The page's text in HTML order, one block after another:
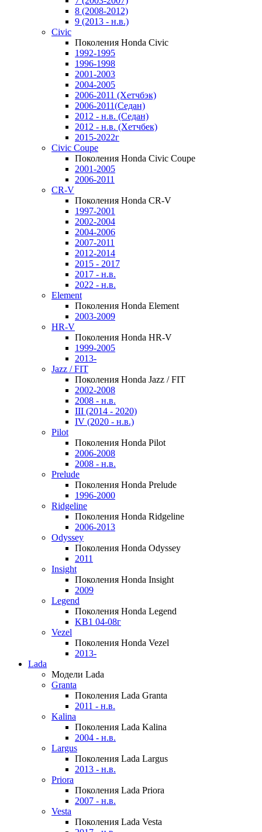
8 (2008-2012)
9 (2013 - н.в.)
Civic
Поколения Honda Civic
1992-1995
1996-1998
2001-2003
2004-2005
2006-2011 (Хетчбэк)
2006-2011(Седан)
2012 - н.в. (Седан)
2012 - н.в. (Хетчбек)
2015-2022г
Civic Coupe
Поколения Honda Civic Coupe
2001-2005
2006-2011
CR-V
Поколения Honda CR-V
1997-2001
2002-2004
2004-2006
2007-2011
2012-2014
2015 - 2017
2017 - н.в.
2022 - н.в.
Element
Поколения Honda Element
2003-2009
HR-V
Поколения Honda HR-V
1999-2005
2013-
Jazz / FIT
Поколения Honda Jazz / FIT
2002-2008
2008 - н.в.
III (2014 - 2020)
IV (2020 - н.в.)
Pilot
Поколения Honda Pilot
2006-2008
2008 - н.в.
Prelude
Поколения Honda Prelude
1996-2000
Ridgeline
Поколения Honda Ridgeline
2006-2013
Odyssey
Поколения Honda Odyssey
2011
Insight
Поколения Honda Insight
2009
Legend
Поколения Honda Legend
KB1 04-08г
Vezel
Поколения Honda Vezel
2013-
Lada
Модели Lada
Granta
Поколения Lada Granta
2011 - н.в.
Kalina
Поколения Lada Kalina
2004 - н.в.
Largus
Поколения Lada Largus
2013 - н.в.
Priora
Поколения Lada Priora
2007 - н.в.
Vesta
Поколения Lada Vesta